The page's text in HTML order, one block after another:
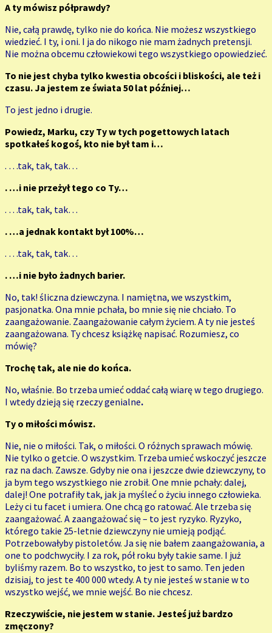
A ty mówisz półprawdy?
Nie, całą prawdę, tylko nie do końca. Nie możesz wszystkiego
wiedzieć. I ty, i oni. I ja do nikogo nie mam żadnych pretensji.
Nie można obcemu człowiekowi tego wszystkiego opowiedzieć.
To nie jest chyba tylko kwestia obcości i bliskości, ale też i
czasu. Ja jestem ze świata 50 lat później…
To jest jedno i drugie.
Powiedz, Marku, czy Ty w tych pogettowych latach
spotkałeś kogoś, kto nie był tam i…
. …tak, tak, tak…
. …i nie przeżył tego co Ty…
. …tak, tak, tak…
. …a jednak kontakt był 100%…
. …tak, tak, tak…
. …i nie było żadnych barier.
No, tak! śliczna dziewczyna. I namiętna, we wszystkim,
pasjonatka. Ona mnie pchała, bo mnie się nie chciało. To
zaangażowanie. Zaangażowanie całym życiem. A ty nie jesteś
zaangażowana. Ty chcesz książkę napisać. Rozumiesz, co
mówię?
Trochę tak, ale nie do końca.
No, właśnie. Bo trzeba umieć oddać całą wiarę w tego drugiego.
I wtedy dzieją się rzeczy genialne.
Ty o miłości mówisz.
Nie, nie o miłości. Tak, o miłości. O różnych sprawach mówię.
Nie tylko o getcie. O wszystkim. Trzeba umieć wskoczyć jeszcze
raz na dach. Zawsze. Gdyby nie ona i jeszcze dwie dziewczyny, to
ja bym tego wszystkiego nie zrobił. One mnie pchały: dalej,
dalej! One potrafiły tak, jak ja myśleć o życiu innego człowieka.
Leży ci tu facet i umiera. One chcą go ratować. Ale trzeba się
zaangażować. A zaangażować się – to jest ryzyko. Ryzyko,
którego takie 25-letnie dziewczyny nie umieją podjąć.
Potrzebowałyby pistoletów. Ja się nie bałem zaangażowania, a
one to podchwyciły. I za rok, pół roku były takie same. I już
byliśmy razem. Bo to wszystko, to jest to samo. Ten jeden
dzisiaj, to jest te 400 000 wtedy. A ty nie jesteś w stanie w to
wszystko wejść, we mnie wejść. Bo nie chcesz.
Rzeczywiście, nie jestem w stanie. Jesteś już bardzo
zmęczony?